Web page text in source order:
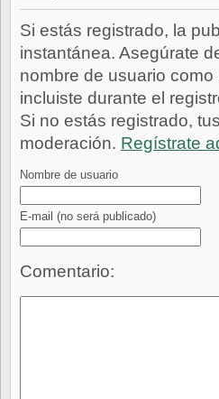
Si estás registrado, la
instantánea. Asegúrate
nombre de usuario
incluiste durante el
Si no estás registrado,
moderación. Regístrate
Nombre de usuario
E-mail (no será publicado)
Comentario: